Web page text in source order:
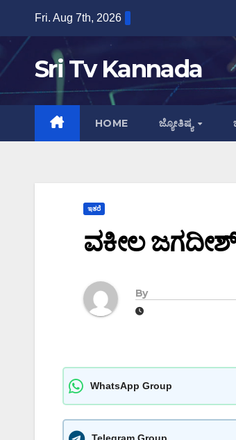
content
Fri. Aug 7th, 2026
Sri Tv Kannada
HOME ಜ್ಯೋತಿಷ್ಯ
ಇತರೆ
ವಕೀಲ
By
WhatsApp Group